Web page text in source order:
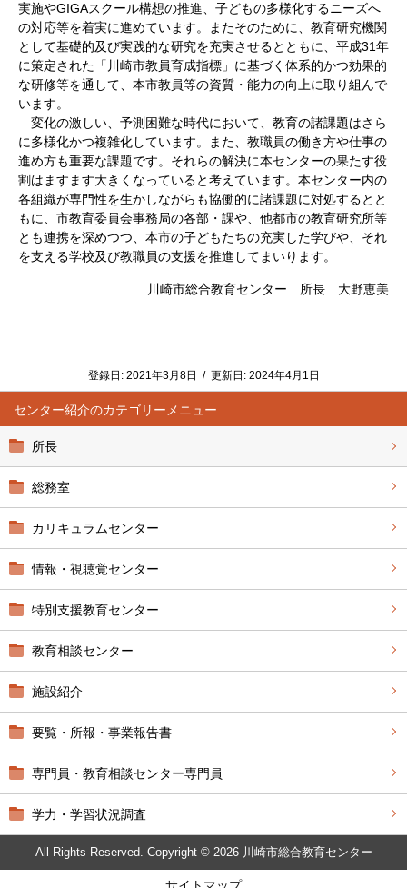
センター紹介
所長
総務室
カリキュラムセンター
情報・視聴覚センター
特別支援教育センター
教育相談センター
施設紹介
要覧・所報・事業報告書
専門員・教育相談センター専門員
学力・学習状況調査
実施やGIGAスクール構想の推進、子どもの多様化するニーズへ
の対応等を着実に進めています。またそのために、教育研究機関
として基礎的及び実践的な研究を充実させるとともに、平成31年
に策定された「川崎市教員育成指標」に基づく体系的かつ効果的
な研修等を通して、本市教員等の資質・能力の向上に取り組んで
います。
変化の激しい、予測困難な時代において、教育の諸課題はさら
に多様化かつ複雑化しています。また、教職員の働き方や仕事の
進め方も重要な課題です。それらの解決に本センターの果たす役
割はますます大きくなっていると考えています。本センター内の
各組織が専門性を生かしながらも協働的に諸課題に対処するとと
もに、市教育委員会事務局の各部・課や、他都市の教育研究所等
とも連携を深めつつ、本市の子どもたちの充実した学びや、それ
を支える学校及び教職員の支援を推進してまいります。
川崎市総合教育センター 所長 大野恵美
登録日: 2021年3月8日 / 更新日: 2024年4月1日
All Rights Reserved. Copyright © 2026 川崎市総合教育センター